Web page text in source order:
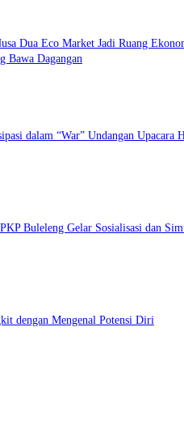
Dua Eco Market Jadi Ruang
Bawa Dagangan
dalam “War” Undangan Upacara
Buleleng Gelar Sosialisasi dan
dengan Mengenal Potensi Diri